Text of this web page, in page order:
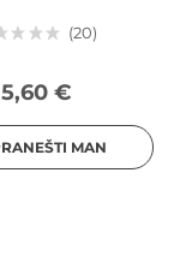
20
5,60 €
MAN